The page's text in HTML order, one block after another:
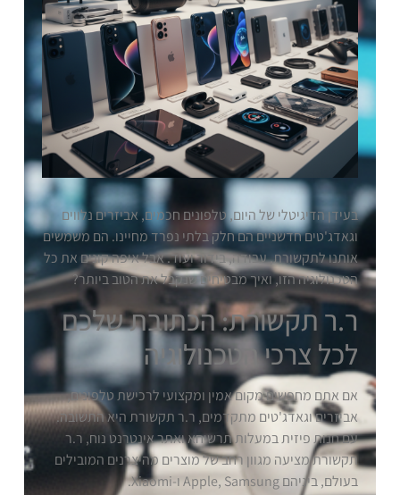
בעידן הדיגיטלי של היום, טלפונים חכמים, אביזרים נלווים
וגאדג'טים חדשניים הם חלק בלתי נפרד מחיינו. הם משמשים
אותנו לתקשורת, עבודה, בידור ועוד. אבל איפה קונים את כל
הטכנולוגיה הזו, ואיך מבטיחים שנקבל את הטוב ביותר?
ר.ר תקשורת: הכתובת שלכם
לכל צרכי הטכנולוגיה
אם אתם מחפשים מקום אמין ומקצועי לרכישת טלפונים,
אביזרים וגאדג'טים מתקדמים, ר.ר תקשורת היא התשובה.
עם חנות פיזית במעלות תרשיחא ואתר אינטרנט נוח, ר.ר
תקשורת מציעה מגוון רחב של מוצרים מהיצרנים המובילים
בעולם, ביניהם Apple, Samsung ו-Xiaomi.